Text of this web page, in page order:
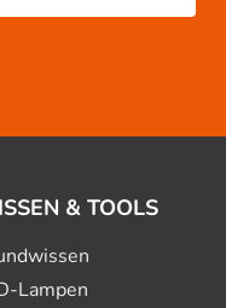
& TOOLS
Lampen